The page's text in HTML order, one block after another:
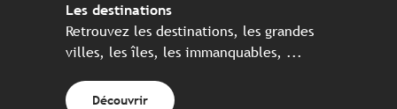
Les destinations
Retrouvez les destinations, les grandes
villes, les îles, les immanquables, ...
Découvrir